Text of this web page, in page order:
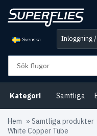
Svenska Inloggning
Kategori Samtliga
Hem » Samtliga produkter
White Copper Tube